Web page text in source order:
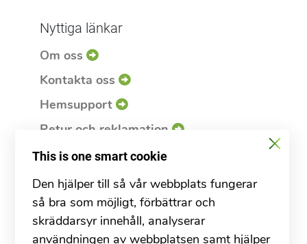
Nyttiga länkar
Om oss
Kontakta oss
Hemsupport
Retur och reklamation
Service
Köpvillkor
Integritetspolicy & Cookies
This is one smart cookie
Den hjälper till så vår webbplats fungerar
så bra som möjligt, förbättrar och
skräddarsyr innehåll, analyserar
användningen av webbplatsen samt hjälper